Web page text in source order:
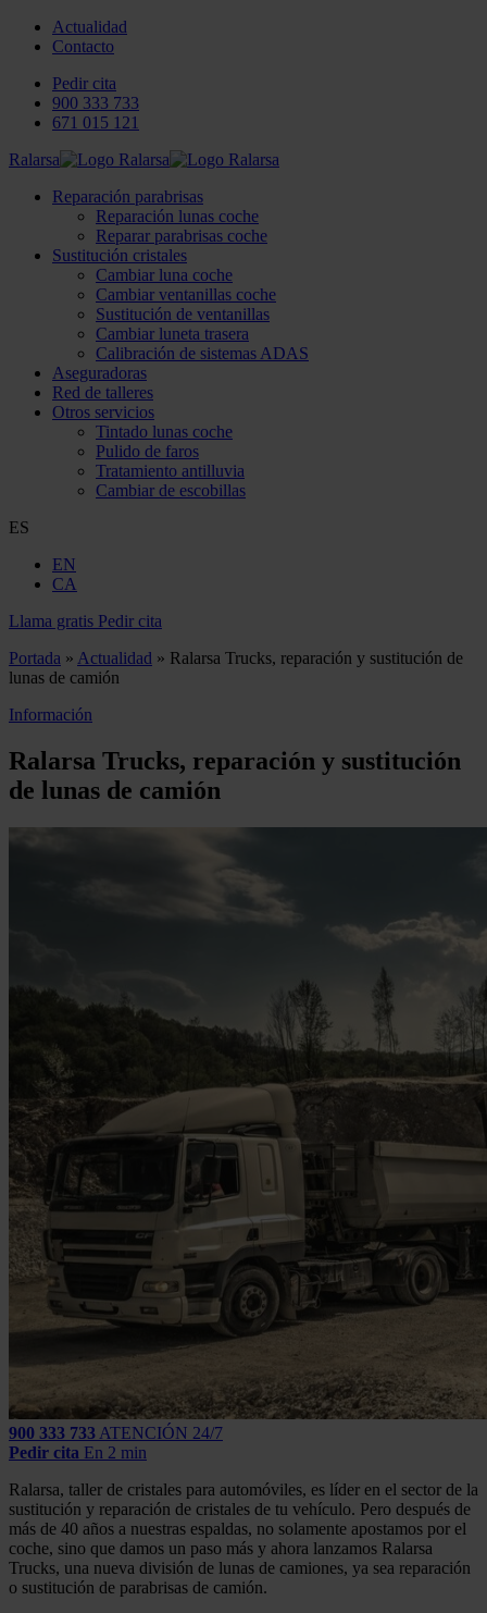
Actualidad
Contacto
Pedir cita
900 333 733
671 015 121
Ralarsa
Reparación parabrisas
Reparación lunas coche
Reparar parabrisas coche
Sustitución cristales
Cambiar luna coche
Cambiar ventanillas coche
Sustitución de ventanillas
Cambiar luneta trasera
Calibración de sistemas ADAS
Aseguradoras
Red de talleres
Otros servicios
Tintado lunas coche
Pulido de faros
Tratamiento antilluvia
Cambiar de escobillas
ES
EN
CA
Llama gratis Pedir cita
Portada » Actualidad » Ralarsa Trucks, reparación y sustitución de
lunas de camión
Información
Ralarsa Trucks, reparación y sustitución
de lunas de camión
900 333 733 ATENCIÓN 24/7
Pedir cita En 2 min
Ralarsa, taller de cristales para automóviles, es líder en el sector de la
sustitución y reparación de cristales de tu vehículo. Pero después de
más de 40 años a nuestras espaldas, no solamente apostamos por el
coche, sino que damos un paso más y ahora lanzamos Ralarsa
Trucks, una nueva división de lunas de camiones, ya sea reparación
o sustitución de parabrisas de camión.